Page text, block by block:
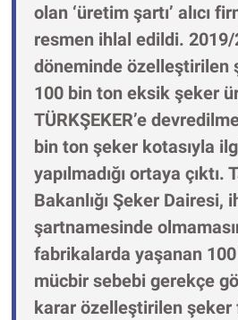
olan ‘üretim şartı’ alıcı
resmen ihlal edildi.
döneminde özelleştirilen
100 bin ton eksik şeker
TÜRKŞEKER’e
bin ton şeker kotasıyla
yapılmadığı ortaya çıktı.
Bakanlığı Şeker Dairesi,
şartnamesinde
fabrikalarda yaşanan
mücbir sebebi gerekçe
karar özelleştirilen şeker